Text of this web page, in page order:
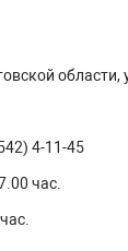
области,
4-11-45
час.